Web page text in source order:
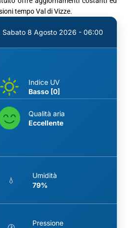
tempo Val di Vizze.
Sabato 8 Agosto 2026 - 06:00
Indice UV
Basso [0]
Qualità aria
Eccellente
💧
Umidità
79%
Pressione